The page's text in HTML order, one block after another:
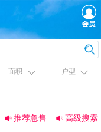
面积 户型
高级搜索
推荐急售